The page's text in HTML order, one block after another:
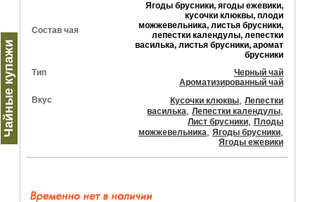
Чайные купажи
Состав чая
Ягоды брусники, ягоды ежевики,
кусочки клюквы, плоди
можжевельника, листья брусники,
лепестки календулы, лепестки
василька, листья брусники, аромат
брусники
Тип
Черный чай
Ароматизированный чай
Вкус
Кусочки клюквы, Лепестки
василька, Лепестки календулы,
Лист брусники, Плоды
можжевельника, Ягоды брусники,
Ягоды ежевики